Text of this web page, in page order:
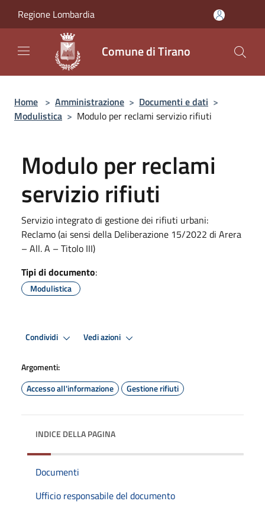
Regione Lombardia
Comune di Tirano
Home > Amministrazione > Documenti e dati >
Modulistica > Modulo per reclami servizio rifiuti
Modulo per reclami
servizio rifiuti
Servizio integrato di gestione dei rifiuti urbani:
Reclamo (ai sensi della Deliberazione 15/2022 di Arera
– All. A – Titolo III)
Tipi di documento:
Modulistica
Condividi Vedi azioni
Argomenti:
Accesso all'informazione
Gestione rifiuti
INDICE DELLA PAGINA
Documenti
Ufficio responsabile del documento